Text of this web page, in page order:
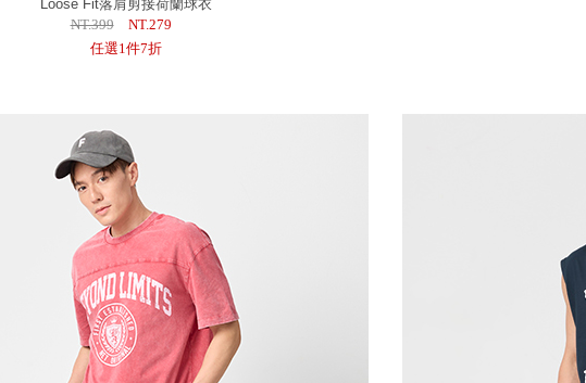
Loose Fit落肩剪接荷蘭球衣
NT.399
NT.279
任選1件7折